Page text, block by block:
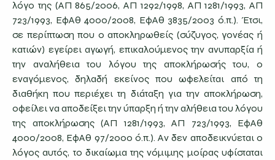
λόγο της (ΑΠ 865/2006, ΑΠ 1292/1998, ΑΠ 1281/1993, ΑΠ
723/1993, ΕφΑθ 4000/2008, ΕφΑθ 3835/2003 ό.π.). Έτσι,
σε περίπτωση που ο αποκληρωθείς (σύζυγος, γονέας ή
κατιών) εγείρει αγωγή, επικαλούμενος την ανυπαρξία ή
την αναλήθεια του λόγου της αποκλήρωσής του, ο
εναγόμενος, δηλαδή εκείνος που ωφελείται από τη
διαθήκη που περιέχει τη διάταξη για την αποκλήρωση,
οφείλει να αποδείξει την ύπαρξη ή την αλήθεια του λόγου
της αποκλήρωσης (ΑΠ 1281/1993, ΑΠ 723/1993, ΕφΑθ
4000/2008, ΕφΑθ 97/2000 ό.π.). Αν δεν αποδεικνύεται ο
λόγος αυτός, το δικαίωμα της νόμιμης μοίρας υφίσταται